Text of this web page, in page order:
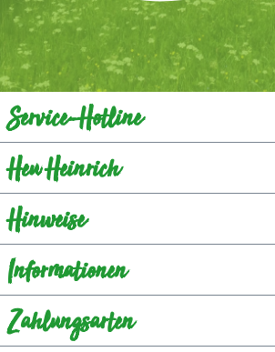
Service-Hotline
Heu Heinrich
Hinweise
Informationen
Zahlungsarten